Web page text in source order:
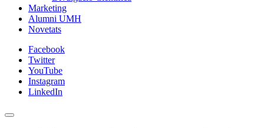
Marketing
Alumni UMH
Novetats
Facebook
Twitter
YouTube
Instagram
LinkedIn